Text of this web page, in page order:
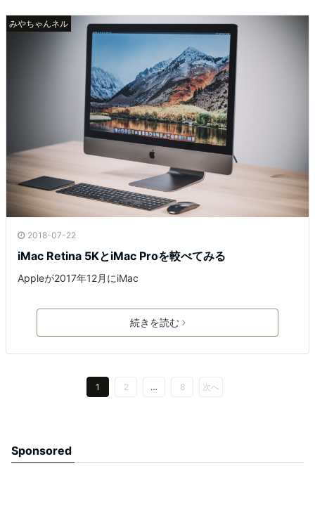
みやちゃんネル
2018-07-22
iMac Retina 5KとiMac Proを較べてみる
Appleが2017年12月にiMac
続きを読む
1 2 … 8 次へ
Sponsored